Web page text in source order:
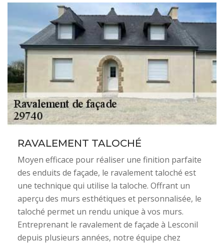
RAVALEMENT TALOCHÉ
Moyen efficace pour réaliser une finition parfaite
des enduits de façade, le ravalement taloché est
une technique qui utilise la taloche. Offrant un
aperçu des murs esthétiques et personnalisée, le
taloché permet un rendu unique à vos murs.
Entreprenant le ravalement de façade à Lesconil
depuis plusieurs années, notre équipe chez